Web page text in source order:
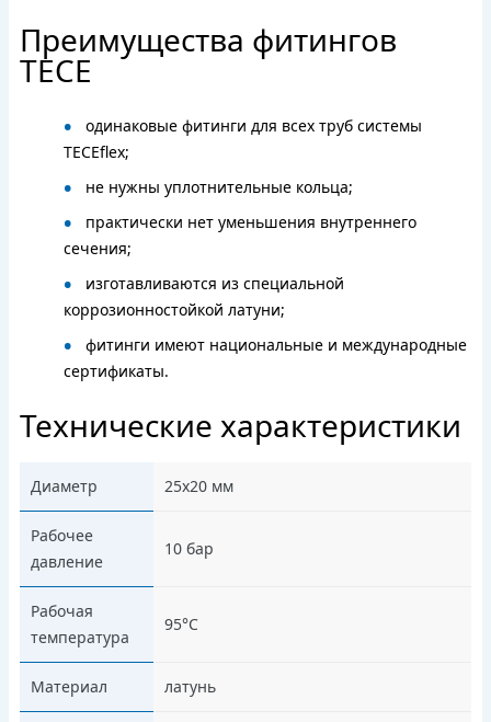
Преимущества фитингов
TECE
одинаковые фитинги для всех труб системы
TECEflex;
не нужны уплотнительные кольца;
практически нет уменьшения внутреннего
сечения;
изготавливаются из специальной
коррозионностойкой латуни;
фитинги имеют национальные и международные
сертификаты.
Технические характеристики
Диаметр 25х20 мм
Рабочее
давление
10 бар
Рабочая
температура
95°C
Материал латунь